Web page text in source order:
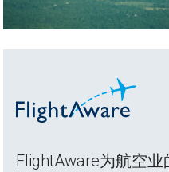
FlightAware为航空